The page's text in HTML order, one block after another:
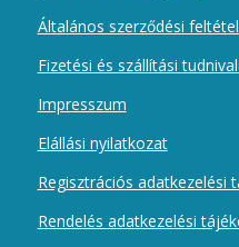
Általános szerződési
Fizetési és szállítási
Impresszum
Elállási nyilatkozat
Regisztrációs adatkezelési
Rendelés adatkezelési